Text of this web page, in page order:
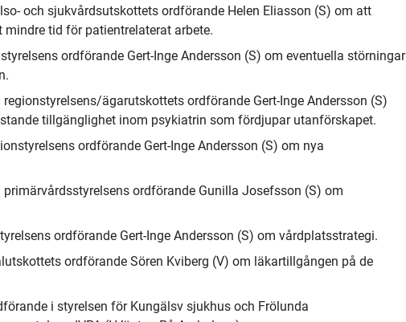
och sjukvårdsutskottets ordförande Helen Eliasson (S) om att
tid för patientrelaterat arbete.
ordförande Gert-Inge Andersson (S) om eventuella störningar
ägarutskottets ordförande Gert-Inge Andersson (S)
tillgänglighet inom psykiatrin som fördjupar utanförskapet.
ordförande Gert-Inge Andersson (S) om nya
ordförande Gunilla Josefsson (S) om
ordförande Gert-Inge Andersson (S) om vårdplatsstrategi.
ordförande Sören Kviberg (V) om läkartillgången på de
i styrelsen för Kungälsv sjukhus och Frölunda